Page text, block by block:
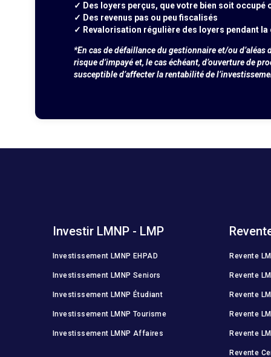
✓ Des loyers perçus, que votre bien soit occupé
✓ Des revenus pas ou peu fiscalisés
✓ Revalorisation régulière des loyers pendant la
*En cas de défaillance du gestionnaire et/ou d’aléas
risque d’impayé et, le cas échéant, d’ouverture de
susceptible d’affecter la rentabilité de
Investir LMNP - LMP
Investissement LMNP EHPAD
Investissement LMNP Seniors
Investissement LMNP Étudiant
Investissement LMNP Tourisme
Investissement LMNP Affaires
Revente
Revente
Revente
Revente
Revente
Revente